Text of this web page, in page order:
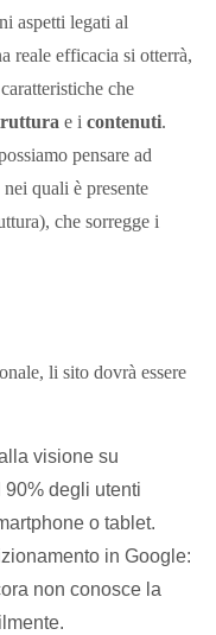
aspetti legati al
reale efficacia si otterrà,
che
e i contenuti.
pensare ad
quali è presente
che sorregge i
li sito dovrà essere
visione su
degli utenti
o tablet.
in Google:
non conosce la